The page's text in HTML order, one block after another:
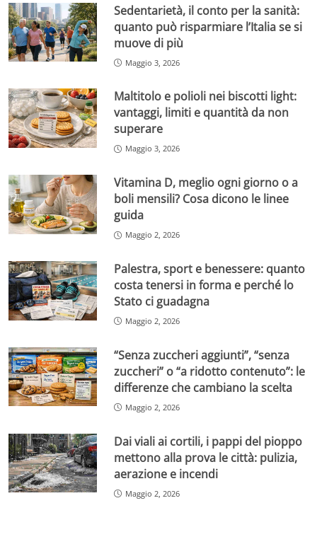
Sedentarietà, il conto per la sanità:
quanto può risparmiare l’Italia se si
muove di più
Maggio 3, 2026
Maltitolo e polioli nei biscotti light:
vantaggi, limiti e quantità da non
superare
Maggio 3, 2026
Vitamina D, meglio ogni giorno o a
boli mensili? Cosa dicono le linee
guida
Maggio 2, 2026
Palestra, sport e benessere: quanto
costa tenersi in forma e perché lo
Stato ci guadagna
Maggio 2, 2026
“Senza zuccheri aggiunti”, “senza
zuccheri” o “a ridotto contenuto”: le
differenze che cambiano la scelta
Maggio 2, 2026
Dai viali ai cortili, i pappi del pioppo
mettono alla prova le città: pulizia,
aerazione e incendi
Maggio 2, 2026